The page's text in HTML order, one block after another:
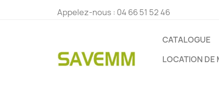
Appelez-nous : 04 66 51 52 46
CATALOGUE
LOCATION DE